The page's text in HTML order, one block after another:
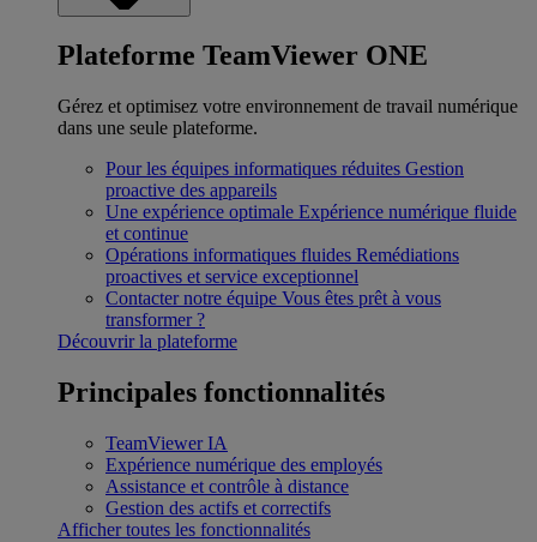
Plateforme TeamViewer ONE
Gérez et optimisez votre environnement de travail numérique
dans une seule plateforme.
Pour les équipes informatiques réduites Gestion
proactive des appareils
Une expérience optimale Expérience numérique fluide
et continue
Opérations informatiques fluides Remédiations
proactives et service exceptionnel
Contacter notre équipe Vous êtes prêt à vous
transformer ?
Découvrir la plateforme
Principales fonctionnalités
TeamViewer IA
Expérience numérique des employés
Assistance et contrôle à distance
Gestion des actifs et correctifs
Afficher toutes les fonctionnalités